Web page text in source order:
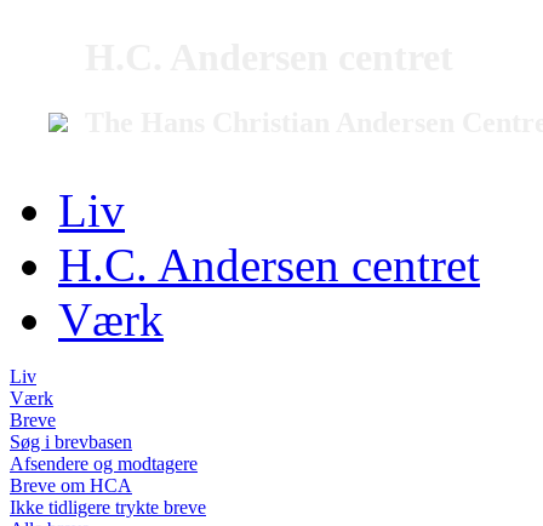
Liv
H.C. Andersen centret
Værk
Liv
Værk
Breve
Søg i brevbasen
Afsendere og modtagere
Breve om HCA
Ikke tidligere trykte breve